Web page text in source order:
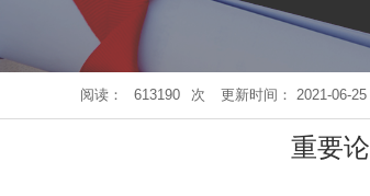
阅读： 613190 次 更新时间： 2021-06-25
重要